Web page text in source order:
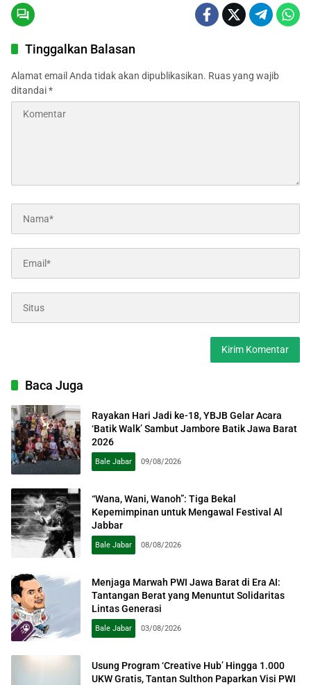
Tinggalkan Balasan
Alamat email Anda tidak akan dipublikasikan. Ruas yang wajib
ditandai*
Baca Juga
Rayakan Hari Jadi ke-18, YBJB Gelar Acara
‘Batik Walk’ Sambut Jambore Batik Jawa Barat
2026
Bale Jabar 09/08/2026
“Wana, Wani, Wanoh”: Tiga Bekal
Kepemimpinan untuk Mengawal Festival Al
Jabbar
Bale Jabar 08/08/2026
Menjaga Marwah PWI Jawa Barat di Era AI:
Tantangan Berat yang Menuntut Solidaritas
Lintas Generasi
Bale Jabar 03/08/2026
Usung Program ‘Creative Hub’ Hingga 1.000
UKW Gratis, Tantan Sulthon Paparkan Visi PWI